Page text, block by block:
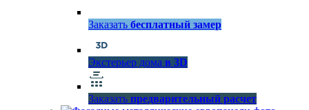
Заказать бесплатный замер
Экстерьер дома в 3D
Заказать предварительный расчет